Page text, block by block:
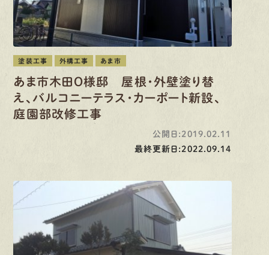
塗装工事 外構工事 あま市
あま市木田O様邸 屋根・外壁塗り替
え、バルコニーテラス・カーポート新設、
庭園部改修工事
公開日:2019.02.11
最終更新日:2022.09.14